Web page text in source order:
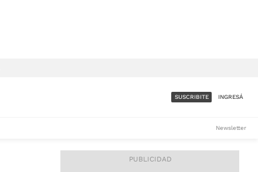
ACCESO FULL - $1.800/MES
SUSCRIBITE INGRESÁ
Newsletter